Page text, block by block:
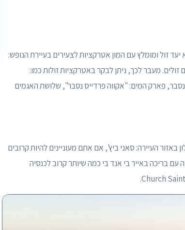
יעד זול ומומלץ עם המון אטרקציות לצעירים בעיירת הנופש:
מעבר לכך, ניתן לבקר באטרקציות זולות כמו:
נסבר, פארק המים: "אקווה פרדייס נסבר", שלושת האגמים
באזור העיירה: סאני ביץ', אם אתם מעוניינים להיות קרובים
בריכה באייר בי אנד בי כמה שיותר קרוב לכנסיה